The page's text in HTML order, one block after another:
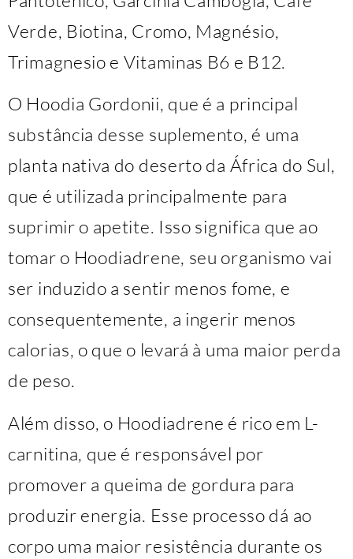
Verde, Biotina, Cromo, Magnésio,
Trimagnesio e Vitaminas B6 e B12.
O Hoodia Gordonii, que é a principal
substância desse suplemento, é uma
planta nativa do deserto da África do Sul,
que é utilizada principalmente para
suprimir o apetite. Isso significa que ao
tomar o Hoodiadrene, seu organismo vai
ser induzido a sentir menos fome, e
consequentemente, a ingerir menos
calorias, o que o levará à uma maior perda
de peso.
Além disso, o Hoodiadrene é rico em L-
carnitina, que é responsável por
promover a queima de gordura para
produzir energia. Esse processo dá ao
corpo uma maior resistência durante os